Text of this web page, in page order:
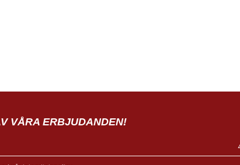
VÅRA ERBJUDANDEN!